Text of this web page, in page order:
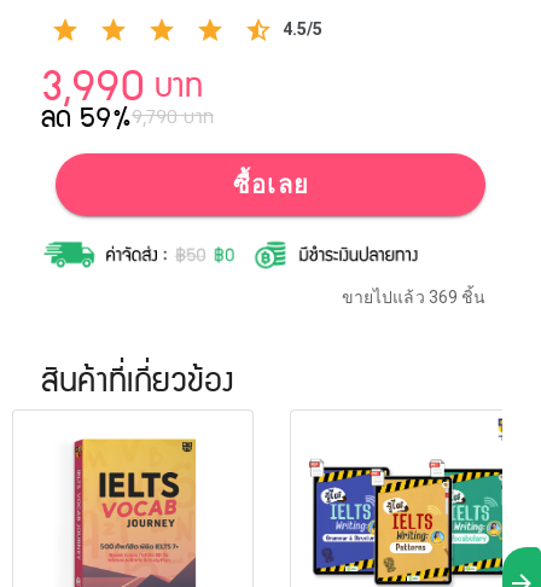
4.5/5
3,990 บาท
ลด 59%9,790 บาท
ซื้อเลย
ขายไปแล้ว 369 ชิ้น
สินค้าที่เกี่ยวข้อง